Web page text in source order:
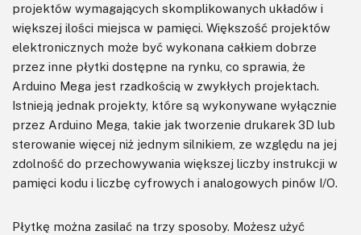
projektów wymagających skomplikowanych układów i
większej ilości miejsca w pamięci. Większość projektów
elektronicznych może być wykonana całkiem dobrze
przez inne płytki dostępne na rynku, co sprawia, że
Arduino Mega jest rzadkością w zwykłych projektach.
Istnieją jednak projekty, które są wykonywane wyłącznie
przez Arduino Mega, takie jak tworzenie drukarek 3D lub
sterowanie więcej niż jednym silnikiem, ze względu na jej
zdolność do przechowywania większej liczby instrukcji w
pamięci kodu i liczbę cyfrowych i analogowych pinów I/O.
Płytkę można zasilać na trzy sposoby. Możesz użyć